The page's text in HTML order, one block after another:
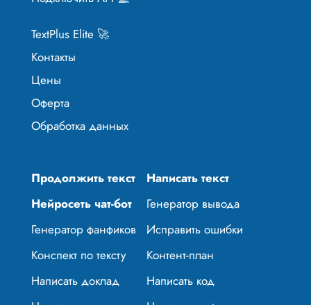
TextPlus Elite 🚀
Контакты
Цены
Оферта
Обработка данных
Продолжить текст
Написать текст
Нейросеть чат-бот
Генератор вывода
Генератор фанфиков
Исправить ошибки
Конспект по тексту
Контент-план
Написать доклад
Написать код